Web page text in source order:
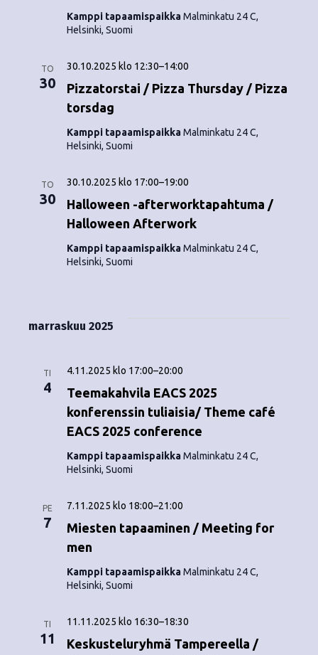
Kamppi tapaamispaikkaMalminkatu 24 C,
Helsinki, Suomi
TO
30
Pizzatorstai / Pizza Thursday / Pizza
torsdag
30.10.2025 klo 12:30–14:00
Kamppi tapaamispaikkaMalminkatu 24 C,
Helsinki, Suomi
TO
30
Halloween -afterworktapahtuma /
Halloween Afterwork
30.10.2025 klo 17:00–19:00
Kamppi tapaamispaikkaMalminkatu 24 C,
Helsinki, Suomi
marraskuu 2025
TI
4
Teemakahvila EACS 2025
konferenssin tuliaisia/ Theme café
EACS 2025 conference
4.11.2025 klo 17:00–20:00
Kamppi tapaamispaikkaMalminkatu 24 C,
Helsinki, Suomi
PE
7
Miesten tapaaminen / Meeting for
men
7.11.2025 klo 18:00–21:00
Kamppi tapaamispaikkaMalminkatu 24 C,
Helsinki, Suomi
TI
11
Keskusteluryhmä Tampereella /
11.11.2025 klo 16:30–18:30